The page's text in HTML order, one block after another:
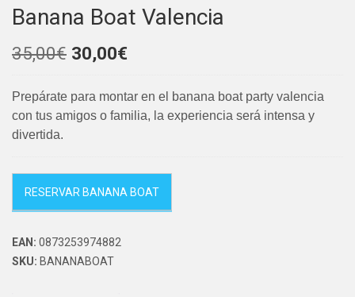
Banana Boat Valencia
35,00€ El
original
era:
35,00€.
30,00€
actual
es:
30,00€.
Prepárate para montar en el banana boat party valencia
con tus amigos o familia, la experiencia será intensa y
divertida.
RESERVAR BANANA BOAT
EAN: 0873253974882
SKU: BANANABOAT